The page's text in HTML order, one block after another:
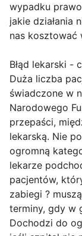
wypadku
jakie działania
nas kosztować
Błąd lekarski -
Duża liczba
świadczone w
Narodowego
przepaści,
lekarską. Nie
ogromną
lekarze
pacjentów,
zabiegi ?
terminy, gdy w
Dochodzi do